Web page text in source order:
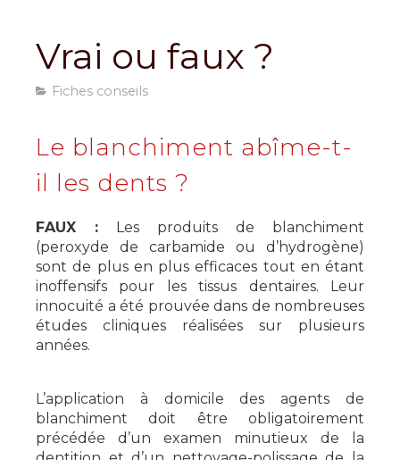
Vrai ou faux ?
Fiches conseils
Le blanchiment abîme-t-
il les dents ?
FAUX : Les produits de blanchiment
(peroxyde de carbamide ou d’hydrogène)
sont de plus en plus efficaces tout en étant
inoffensifs pour les tissus dentaires. Leur
innocuité a été prouvée dans de nombreuses
études cliniques réalisées sur plusieurs
années.
L’application à domicile des agents de
blanchiment doit être obligatoirement
précédée d’un examen minutieux de la